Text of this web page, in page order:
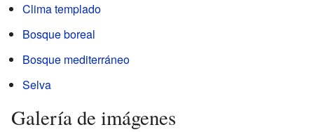
Clima templado
Bosque boreal
Bosque mediterráneo
Selva
Galería de imágenes